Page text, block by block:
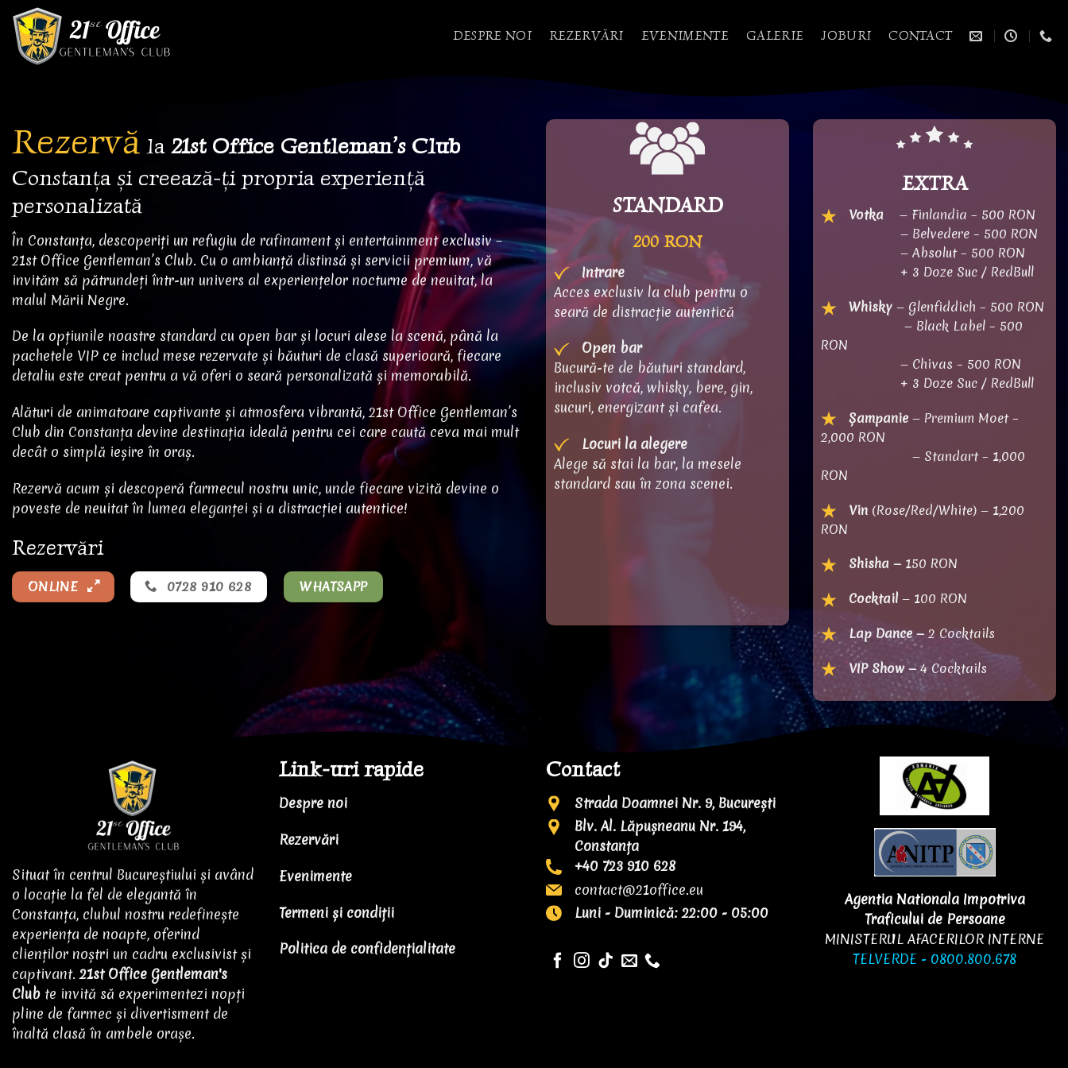
Skip
content
DESPRE NOI REZERVĂRI EVENIMENTE GALERIE JOBURI CONTACT
Rezervă la 21st Office Gentleman’s Club
Constanța și creează-ți propria experiență
personalizată
În Constanța, descoperiți un refugiu de rafinament și entertainment exclusiv –
21st Office Gentleman’s Club. Cu o ambianță distinsă și servicii premium, vă
invităm să pătrundeți într-un univers al experiențelor nocturne de neuitat, la
malul Mării Negre.
De la opțiunile noastre standard cu open bar și locuri alese la scenă, până la
pachetele VIP ce includ mese rezervate și băuturi de clasă superioară, fiecare
detaliu este creat pentru a vă oferi o seară personalizată și memorabilă.
Alături de animatoare captivante și atmosfera vibrantă, 21st Office Gentleman’s
Club din Constanța devine destinația ideală pentru cei care caută ceva mai mult
decât o simplă ieșire în oraș.
Rezervă acum și descoperă farmecul nostru unic, unde fiecare vizită devine o
poveste de neuitat în lumea eleganței și a distracției autentice!
Rezervări
ONLINE 0728 910 628 WHATSAPP
STANDARD
200 RON
Intrare
Acces exclusiv la club pentru o
seară de distracție autentică
Open bar
Bucură-te de băuturi standard,
inclusiv votcă, whisky, bere, gin,
sucuri, energizant și cafea.
Locuri la alegere
Alege să stai la bar, la mesele
standard sau în zona scenei.
EXTRA
Votka — Finlandia – 500 RON
— Belvedere – 500 RON
— Absolut – 500 RON
+ 3 Doze Suc / RedBull
Whisky — Glenfiddich – 500 RON
— Black Label – 500
RON
— Chivas – 500 RON
+ 3 Doze Suc / RedBull
Șampanie — Premium Moet –
2,000 RON
— Standart – 1,000
RON
Vin (Rose/Red/White) — 1,200
RON
Shisha — 150 RON
Cocktail — 100 RON
Lap Dance —2 Cocktails
VIP Show —4 Cocktails
Situat în centrul Bucureștiului și având
o locație la fel de elegantă în
Constanța, clubul nostru redefinește
experiența de noapte, oferind
clienților noștri un cadru exclusivist și
captivant. 21st Office Gentleman's
Club te invită să experimentezi nopți
pline de farmec și divertisment de
înaltă clasă în ambele orașe.
Link-uri rapide
Despre noi
Rezervări
Evenimente
Termeni și condiții
Politica de confidențialitate
Contact
Strada Doamnei Nr. 9, București
Blv. Al. Lăpușneanu Nr. 194,
Constanța
+40 723 910 628
contact@21office.eu
Luni - Duminică: 22:00 - 05:00
Agentia Nationala Impotriva
Traficului de Persoane
MINISTERUL AFACERILOR INTERNE
TELVERDE - 0800.800.678